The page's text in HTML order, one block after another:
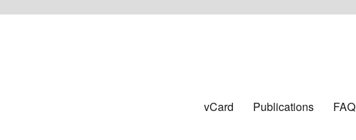
vCard Publications FAQ